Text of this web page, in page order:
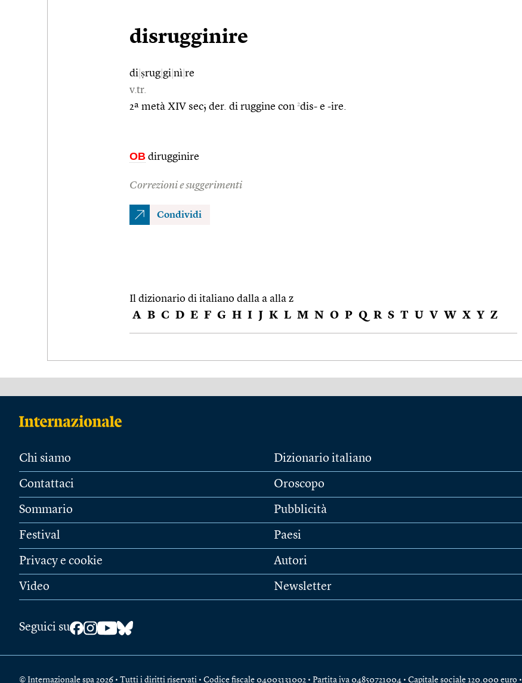
disrugginire
di ṣrug gi nì re
v.tr.
2ª metà XIV sec; der. di ruggine con 2dis- e -ire.
OB dirugginire
Correzioni e suggerimenti
Condividi
Il dizionario di italiano dalla a alla z
A B C D E F G H I J K L M N O P Q R S T U V W X Y Z
Chi siamo
Contattaci
Sommario
Festival
Privacy e cookie
Video
Dizionario italiano
Oroscopo
Pubblicità
Paesi
Autori
Newsletter
Seguici su
© Internazionale spa 2026 • Tutti i diritti riservati • Codice fiscale 04003131002 • Partita iva 04850721004 • Capitale sociale 120.000 euro •